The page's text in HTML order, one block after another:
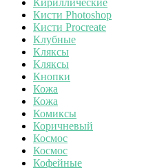
Кисти Photoshop
Кисти Procreate
Клубные
Кляксы
Кляксы
Кнопки
Кожа
Кожа
Комиксы
Коричневый
Космос
Космос
Кофейные